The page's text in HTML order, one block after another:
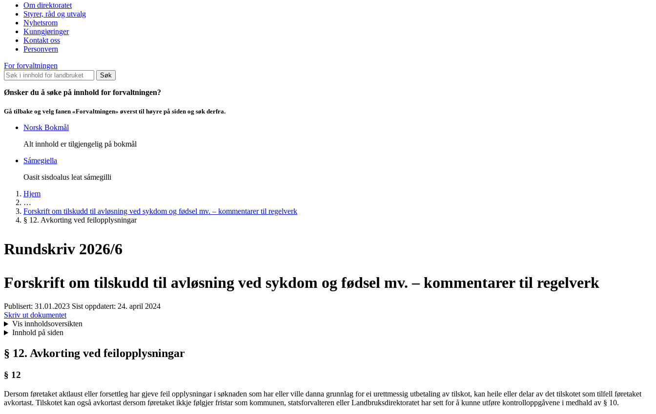
Om direktoratet
Styrer, råd og utvalg
Nyhetsrom
Kunngjøringer
Kontakt oss
Personvern
For forvaltningen
Søk
Ønsker du å søke på innhold for forvaltningen?
Gå tilbake og velg fanen «Forvaltningen» øverst til høyre på siden og søk derfra.
Norsk Bokmål
Alt innhold er tilgjengelig på bokmål
Sámegiella
Oasit sisdoalus leat sámegilli
Hjem
…
Forskrift om tilskudd til avløsning ved sykdom og fødsel mv. – kommentarer til regelverk
§ 12. Avkorting ved feilopplysningar
Rundskriv 2026/6
Forskrift om tilskudd til avløsning ved sykdom og fødsel mv. – kommentarer til regelverk
Publisert: 31.01.2023 Sist oppdatert: 24. april 2024
Skriv ut dokumentet
Vis innholdsoversikten
Innhold på siden
§ 12. Avkorting ved feilopplysningar
§ 12
Dersom føretaket aktlaust eller forsettleg har gjeve feil opplysningar i søknaden som har eller ville danna grunnlag for ei urettmessig utbetaling av tilskot, kan heile eller delar av det tilskotet som tilfell føretaket
avkortast. Tilskotet kan også avkortast dersom føretaket ikkje følgjer fristar som kommunen, statsforvalteren eller Landbruksdirektoratet har sett for å kunne utføre kontrolloppgåvene i medhald av § 10.